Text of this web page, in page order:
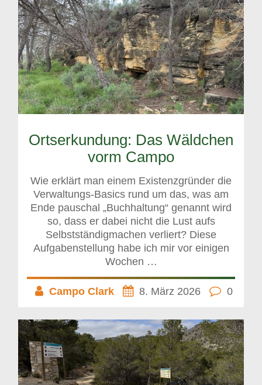
Ortserkundung: Das Wäldchen
vorm Campo
Wie erklärt man einem Existenzgründer die
Verwaltungs-Basics rund um das, was am
Ende pauschal „Buchhaltung“ genannt wird
so, dass er dabei nicht die Lust aufs
Selbstständigmachen verliert? Diese
Aufgabenstellung habe ich mir vor einigen
Wochen …
Campo Clark 8. März 2026 0